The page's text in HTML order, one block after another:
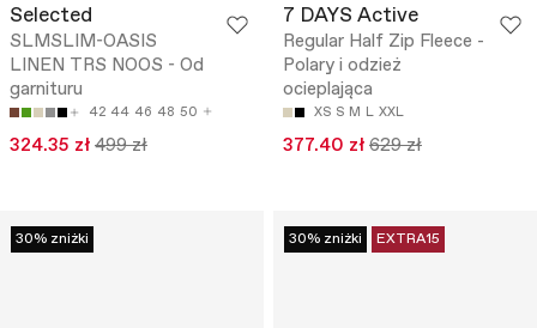
Selected
SLMSLIM-OASIS
LINEN TRS NOOS - Od
garnituru
42 44 46 48 50
324.35 zł 499 zł
7 DAYS Active
Regular Half Zip Fleece -
Polary i odzież
ocieplająca
XS S M L XXL
377.40 zł 629 zł
30% zniżki 30% zniżki EXTRA15